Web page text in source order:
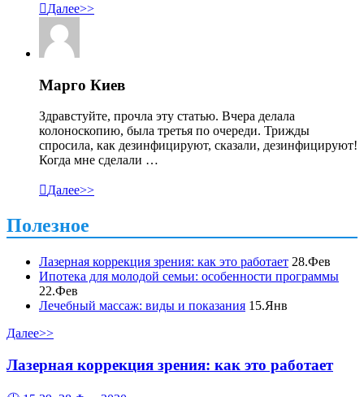
Далее>>
Марго Киев
Здравстуйте, прочла эту статью. Вчера делала
колоноскопию, была третья по очереди. Трижды
спросила, как дезинфицируют, сказали, дезинфицируют!
Когда мне сделали …
Далее>>
Полезное
Лазерная коррекция зрения: как это работает 28.Фев
Ипотека для молодой семьи: особенности программы
22.Фев
Лечебный массаж: виды и показания 15.Янв
Далее>>
Лазерная коррекция зрения: как это работает